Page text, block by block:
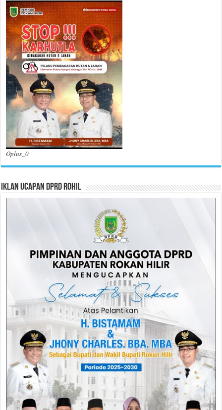
Oplus_0
Iklan Ucapan DPRD Rohil